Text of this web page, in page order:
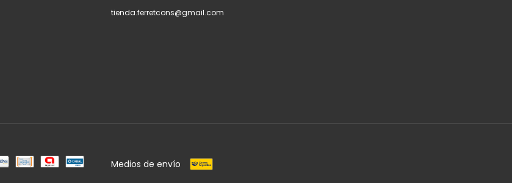
tienda.ferretcons@gmail.com
Medios de envío